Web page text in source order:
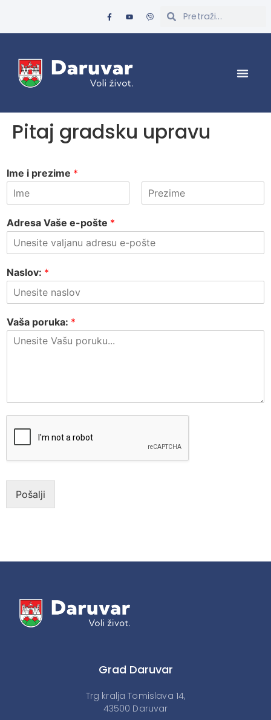
Pitaj gradsku upravu
Ime i prezime *
Adresa Vaše e-pošte *
Naslov: *
Vaša poruka: *
Pošalji
Grad Daruvar
Trg kralja Tomislava 14,
43500 Daruvar